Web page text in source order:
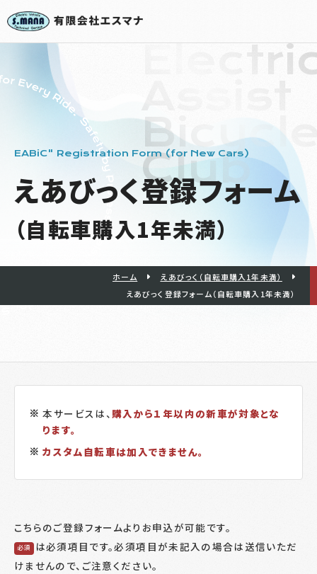
Assist
Club
EABiC" Registration Form (for New Cars)
えあびっく登録フォーム
（自転車購入1年未満）
ホーム
えあびっく（自転車購入1年未満）
えあびっく登録フォーム（自転車購入1年未満）
本サービスは、 購入から１年以内の新車が対象とな
ります。
カスタム自転車は加入できません。
こちらのご登録フォームよりお申込が可能です。
必須
は必須項目です。必須項目が未記入の場合は送信いただ
けませんので、ご注意ください。